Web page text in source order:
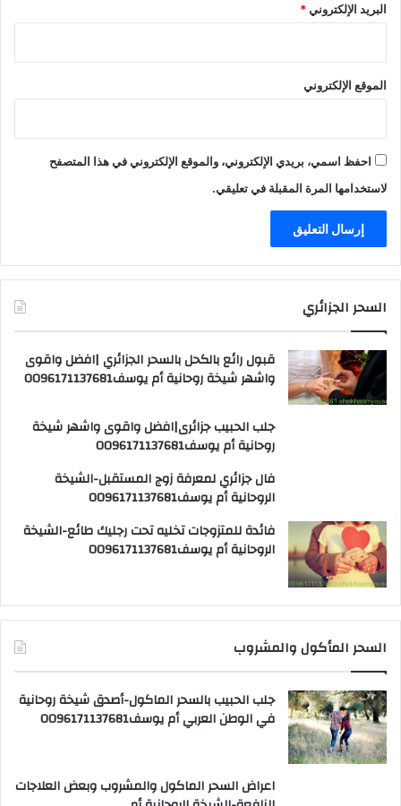
البريد الإلكتروني*
الموقع الإلكتروني
احفظ اسمي، بريدي الإلكتروني، والموقع الإلكتروني في هذا المتصفح
لاستخدامها المرة المقبلة في تعليقي.
السحر الجزائري
قبول رائع بالكحل بالسحر الجزائري |افضل واقوى
واشهر شيخة روحانية أم يوسف0096171137681
جلب الحبيب جزائرى|افضل واقوى واشهر شيخة
روحانية أم يوسف0096171137681
فال جزائري لمعرفة زوج المستقبل-الشيخة
الروحانية أم يوسف0096171137681
فائدة للمتزوجات تخليه تحت رجليك طائع-الشيخة
الروحانية أم يوسف0096171137681
السحر المأكول والمشروب
جلب الحبيب بالسحر الماكول-أصدق شيخة روحانية
في الوطن العربي أم يوسف0096171137681
اعراض السحر الماكول والمشروب وبعض العلاجات